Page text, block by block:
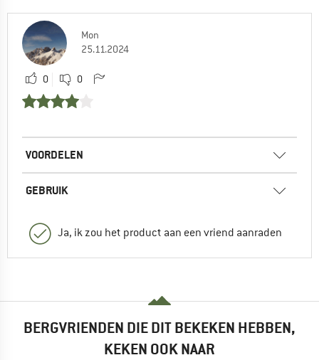
Mon
25.11.2024
0 0
VOORDELEN
GEBRUIK
Ja, ik zou het product aan een vriend aanraden
BERGVRIENDEN DIE DIT BEKEKEN HEBBEN,
KEKEN OOK NAAR